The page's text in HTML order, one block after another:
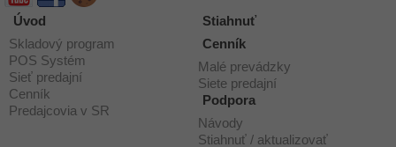
Úvod
Skladový program
POS Systém
Sieť predajní
Cenník
Predajcovia v SR
Stiahnuť
Cenník
Malé prevádzky
Siete predajní
Podpora
Návody
Stiahnuť / aktualizovať